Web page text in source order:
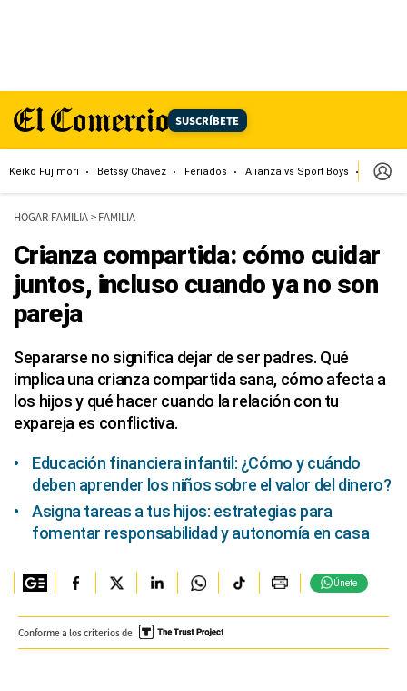
SUSCRÍBETE
Keiko Fujimori Betssy Chávez Feriados Alianza vs Sport Boys Jorge
HOGAR FAMILIA> FAMILIA
Crianza compartida: cómo cuidar
juntos, incluso cuando ya no son
pareja
Separarse no significa dejar de ser padres. Qué
implica una crianza compartida sana, cómo afecta a
los hijos y qué hacer cuando la relación con tu
expareja es conflictiva.
Educación financiera infantil: ¿Cómo y cuándo
deben aprender los niños sobre el valor del dinero?
Asigna tareas a tus hijos: estrategias para
fomentar responsabilidad y autonomía en casa
Únete
Conforme a los criterios de